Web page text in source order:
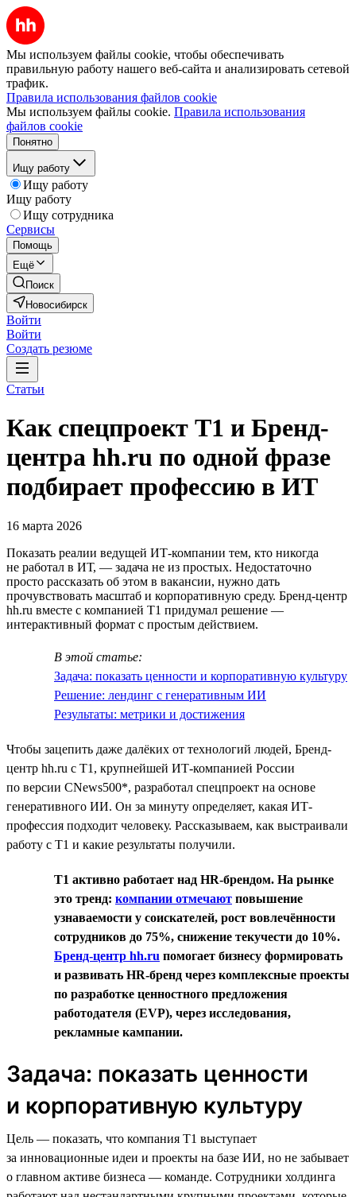
Мы используем файлы cookie, чтобы обеспечивать
правильную работу нашего веб-сайта и анализировать сетевой
трафик.
Правила использования файлов cookie
Мы используем файлы cookie. Правила использования
файлов cookie
Понятно
Ищу работу
Ищу работу
Ищу работу
Ищу сотрудника
Сервисы
Помощь
Ещё
Поиск
Новосибирск
Войти
Войти
Создать резюме
Статьи
Как спецпроект T1 и Бренд-
центра hh.ru по одной фразе
подбирает профессию в ИТ
16 марта 2026
Показать реалии ведущей ИТ-компании тем, кто никогда
не работал в ИТ, — задача не из простых. Недостаточно
просто рассказать об этом в вакансии, нужно дать
прочувствовать масштаб и корпоративную среду. Бренд-центр
hh.ru вместе с компанией T1 придумал решение —
интерактивный формат с простым действием.
В этой статье:
Задача: показать ценности и корпоративную культуру
Решение: лендинг с генеративным ИИ
Результаты: метрики и достижения
Чтобы зацепить даже далёких от технологий людей, Бренд-
центр hh.ru с T1, крупнейшей ИТ-компанией России
по версии CNews500*, разработал спецпроект на основе
генеративного ИИ. Он за минуту определяет, какая ИТ-
профессия подходит человеку. Рассказываем, как выстраивали
работу с T1 и какие результаты получили.
T1 активно работает над HR-брендом. На рынке
это тренд: компании отмечают повышение
узнаваемости у соискателей, рост вовлечённости
сотрудников до 75%, снижение текучести до 10%.
Бренд-центр hh.ru помогает бизнесу формировать
и развивать HR-бренд через комплексные проекты
по разработке ценностного предложения
работодателя (EVP), через исследования,
рекламные кампании.
Задача: показать ценности
и корпоративную культуру
Цель — показать, что компания T1 выступает
за инновационные идеи и проекты на базе ИИ, но не забывает
о главном активе бизнеса — команде. Сотрудники холдинга